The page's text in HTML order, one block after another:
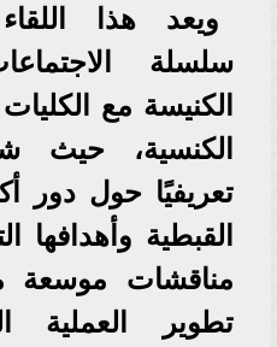
ويعد هذا
سلسلة
الكنيسة مع
الكنسية، حيث
تعريفيًا حول دور
القبطية وأهدافها
مناقشات موسعة
تطوير العملية